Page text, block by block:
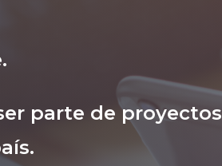
parte de proyectos